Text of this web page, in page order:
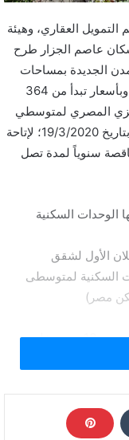
العقاري، وهيئة
عاصم الجزار طرح
الجديدة بمساحات
تتراوح بين 100م2 و150م2 كاملة التشطيب، وبأسعار تبدأ من 364
المصري لمتوسطي
الدخل الصادرة بتاريخ 19/12/2019 والمُعدلة بتاريخ 19/3/2020؛ لإتاحة
الدخل بسعر عائد 8% مُتناقصة سنوياً لمدة تصل
الوحدات السكنية
الأول لشقق
وحدة .3 – الوحدات السكنية لمتوسطى
مصر)
2 – الوحدات السكنية لمتوسطى الدخل مطروحة بـ 13 مدينة على
القليوبية – المنوفية –
مشروعات (دار مصر –
لمتوسطي الدخل